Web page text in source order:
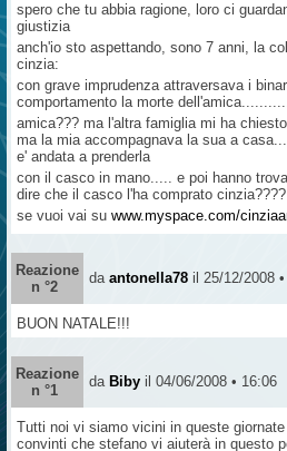
spero che tu abbia ragione, loro ci
giustizia
anch'io sto aspettando, sono 7 anni, la
cinzia:
con grave imprudenza attraversava i
comportamento la morte
amica??? ma l'altra famiglia mi ha
ma la mia accompagnava la sua a
e' andata a prenderla
con il casco in mano..... e poi hanno
dire che il casco l'ha comprato cinzia????
se vuoi vai su www.myspace.com/
Reazione
n °2
da antonella78 il 25/12/2008
BUON NATALE!!!
Reazione
n °1
da Biby il 04/06/2008 • 16:06
Tutti noi vi siamo vicini in queste
convinti che stefano vi aiuterà in questo